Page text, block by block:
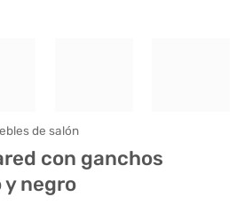
de salón
con ganchos
negro